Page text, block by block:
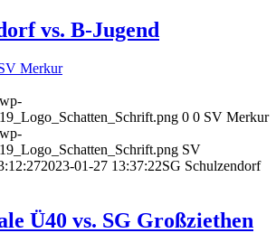
vs. B-Jugend
Merkur
0 0 SV Merkur
SV
2023-01-27 13:37:22SG Schulzendorf
Ü40 vs. SG Großziethen